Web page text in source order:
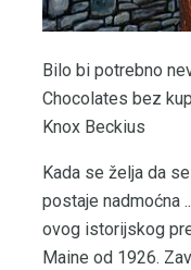
Bilo bi potrebno
Chocolates bez
Knox Beckius
Kada se želja da
postaje nadmoćna
ovog istorijskog
Maine od 1926.